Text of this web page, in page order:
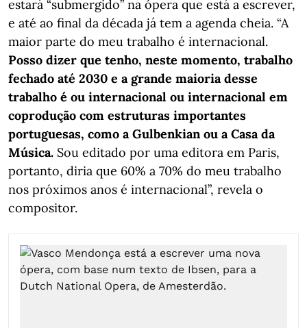
estará “submergido” na ópera que está a escrever,
e até ao final da década já tem a agenda cheia. “A
maior parte do meu trabalho é internacional.
Posso dizer que tenho, neste momento, trabalho
fechado até 2030 e a grande maioria desse
trabalho é ou internacional ou internacional em
coprodução com estruturas importantes
portuguesas, como a Gulbenkian ou a Casa da
Música. Sou editado por uma editora em Paris,
portanto, diria que 60% a 70% do meu trabalho
nos próximos anos é internacional”, revela o
compositor.